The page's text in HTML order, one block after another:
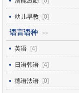
幼儿早教 [0]
语言语种 >>
英语 [4]
日语韩语 [4]
德语法语 [0]